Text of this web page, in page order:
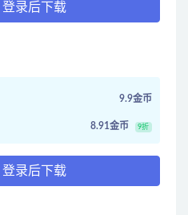
登录后下载
9.9金币
8.91金币 9折
登录后下载